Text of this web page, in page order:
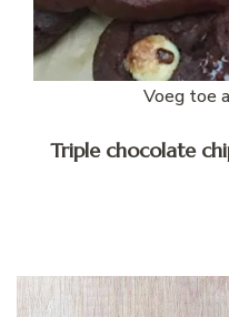
Voeg toe
Triple chocolate